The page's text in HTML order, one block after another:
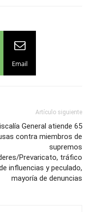
Email
Artículo siguiente
General atiende 65
contra miembros de
supremos
Prevaricato, tráfico
influencias y peculado,
mayoría de denuncias